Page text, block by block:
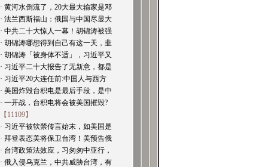
· 黄河水倒流了，20大最大输家是邓
· 法兰西斯福山：俄国与中国尽显大
· 中共二十大惊人一幕！胡锦涛被强
· 胡锦涛哪想得到自己有这一天，韭
· 胡锦涛「被身体不适」，习近平又
· 习近平二十大报告了无新意，都是
· 习近平20大连任前:中国人与西方
· 美国炸毁台积电是最后手段，是中
· 一开战，台积电将会被美国摧毁?
【11109】
· 习近平被软禁传言始末，如美国是
· 拜登表态美将保卫台湾！美预告俄
· 台湾政策法效应，习匆匆中亚行，
· 俄入侵乌克兰，中共威胁台湾，有